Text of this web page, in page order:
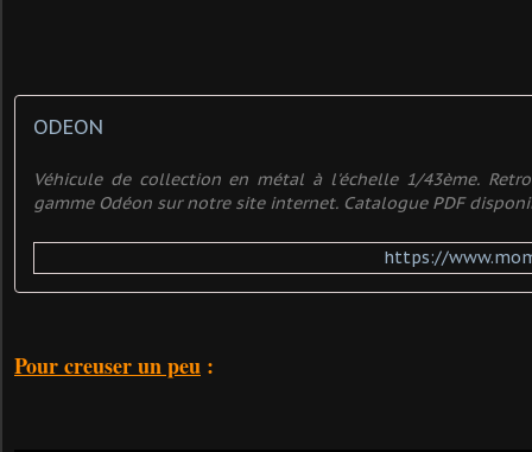
ODEON
Véhicule de collection en métal à l'échelle 1/43ème.
gamme Odéon sur notre site internet. Catalogue PDF
https://
Pour creuser un peu :